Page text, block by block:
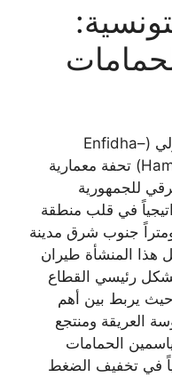
يُعد مطار النفيضة الحمامات الدولي (Enfidha–
Hammamet International Airport) تحفة معمارية
للجمهورية
في قلب منطقة
التي تبعد حوالي 40 كيلومتراً جنوب شرق مدينة
هذا المنشأة طيران
رئيسي القطاع
يربط بين أهم
العريقة ومنتجع
الحمامات
في تخفيف الضغط